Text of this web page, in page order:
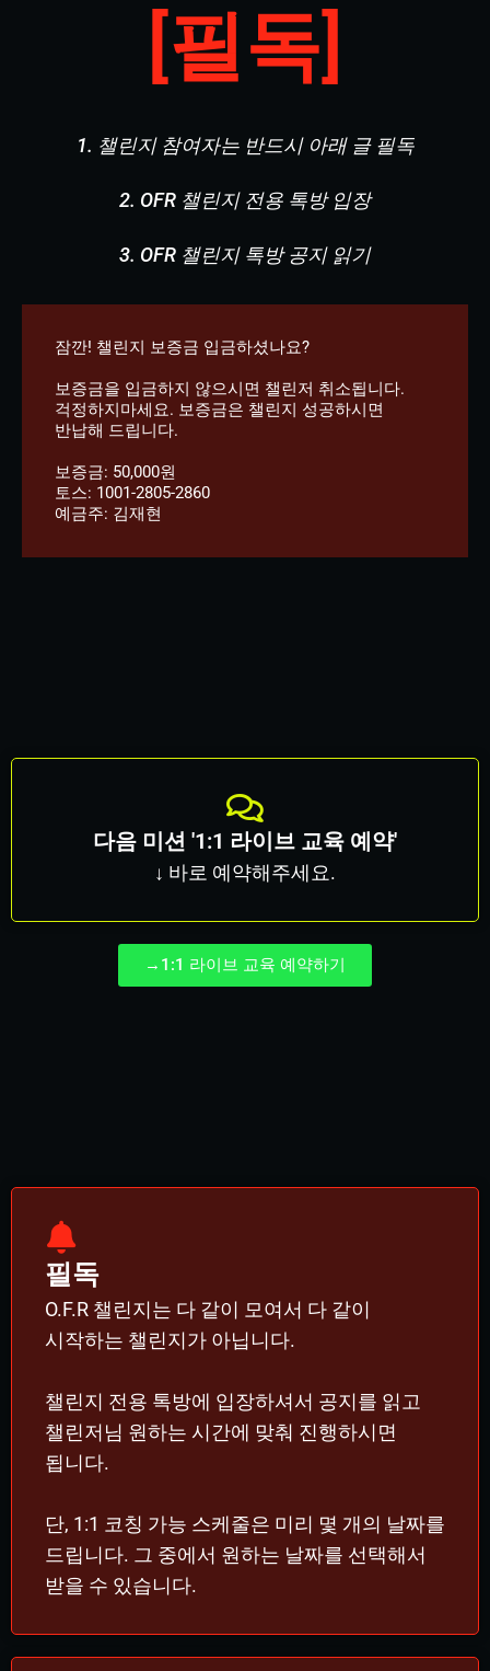
[필독]
1. 챌린지 참여자는 반드시 아래 글 필독
2. OFR 챌린지 전용 톡방 입장
3. OFR 챌린지 톡방 공지 읽기
잠깐! 챌린지 보증금 입금하셨나요?
보증금을 입금하지 않으시면 챌린저 취소됩니다.
걱정하지마세요. 보증금은 챌린지 성공하시면
반납해 드립니다.
보증금: 50,000원
토스: 1001-2805-2860
예금주: 김재현
다음 미션 '1:1 라이브 교육 예약'
↓ 바로 예약해주세요.
→1:1 라이브 교육 예약하기
필독
O.F.R 챌린지는 다 같이 모여서 다 같이
시작하는 챌린지가 아닙니다.
챌린지 전용 톡방에 입장하셔서 공지를 읽고
챌린저님 원하는 시간에 맞춰 진행하시면
됩니다.
단, 1:1 코칭 가능 스케줄은 미리 몇 개의 날짜를
드립니다. 그 중에서 원하는 날짜를 선택해서
받을 수 있습니다.